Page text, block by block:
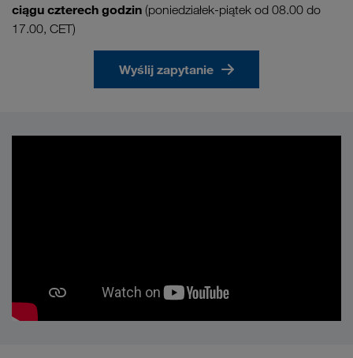
ciągu czterech godzin (poniedziałek-piątek od 08.00 do
17.00, CET)
Wyślij zapytanie